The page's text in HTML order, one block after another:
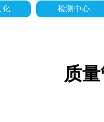
化 检测中心
质